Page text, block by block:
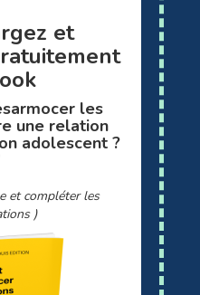
et
les
une relation
adolescent ?
et compléter les
)